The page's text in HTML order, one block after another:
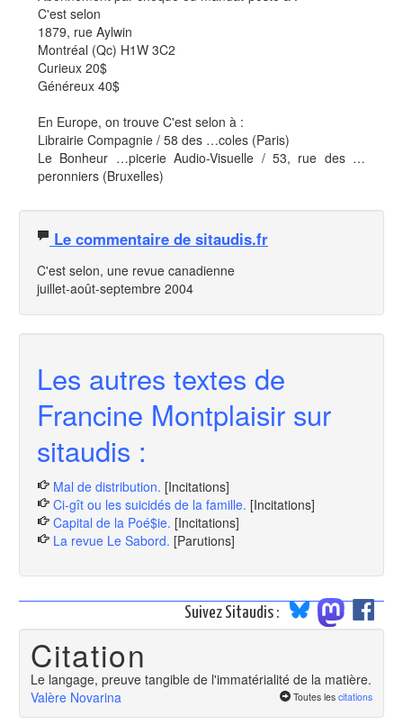
C'est selon
1879, rue Aylwin
Montréal (Qc) H1W 3C2
Curieux 20$
Généreux 40$
En Europe, on trouve C'est selon à :
Librairie Compagnie / 58 des …coles (Paris)
Le Bonheur …picerie Audio-Visuelle / 53, rue des …
peronniers (Bruxelles)
Le commentaire de sitaudis.fr
C'est selon, une revue canadienne
juillet-août-septembre 2004
Les autres textes de
Francine Montplaisir sur
sitaudis :
Mal de distribution. [Incitations]
Ci-gît ou les suicidés de la famille. [Incitations]
Capital de la Poé$ie. [Incitations]
La revue Le Sabord. [Parutions]
Suivez Sitaudis :
Citation
Le langage, preuve tangible de l'immatérialité de la matière.
Valère Novarina
Toutes les citations